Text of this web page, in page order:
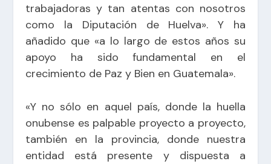
trabajadoras y tan atentas con nosotros
como la Diputación de Huelva». Y ha
añadido que «a lo largo de estos años su
apoyo ha sido fundamental en el
crecimiento de Paz y Bien en Guatemala».
«Y no sólo en aquel país, donde la huella
onubense es palpable proyecto a proyecto,
también en la provincia, donde nuestra
entidad está presente y dispuesta a